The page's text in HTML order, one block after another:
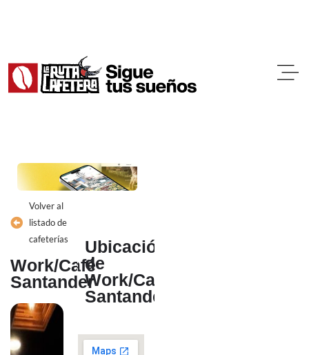
Volver al
listado de
cafeterías
Work/Café
Santander
Ubicación
de
Work/Café
Santander